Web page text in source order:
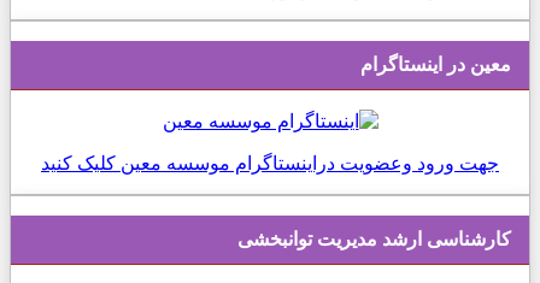
معین در اینستاگرام
جهت ورود وعضویت دراینستاگرام موسسه معین کلیک کنید
كارشناسی ارشد مديريت توانبخشی